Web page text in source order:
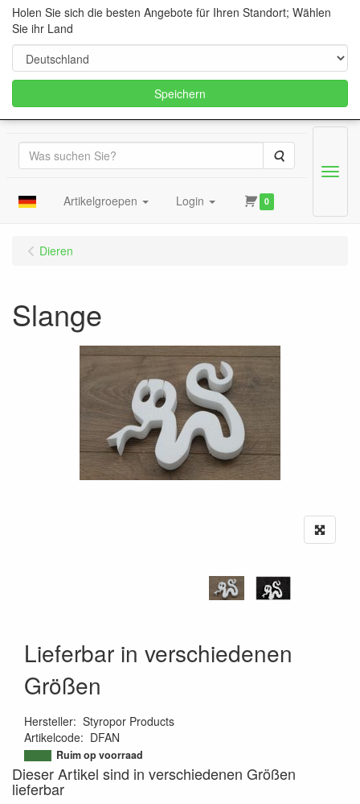
Suche
Artikelgroepen Login 0
Menu
Dieren
Slange
Lieferbar in verschiedenen
Größen
Hersteller: Styropor Products
Artikelcode: DFAN
9502621233269
Ruim op voorraad
Dieser Artikel sind in verschiedenen Größen
lieferbar
Holen Sie sich die besten Angebote für Ihren Standort; Wählen
Sie ihr Land
Speichern